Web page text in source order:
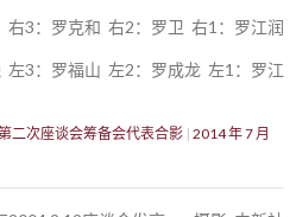
3：罗克和 右2：罗卫 右1：罗江润
3：罗福山 左2：罗成龙 左1：罗江
二次座谈会筹备会代表合影 2014 年 7 月